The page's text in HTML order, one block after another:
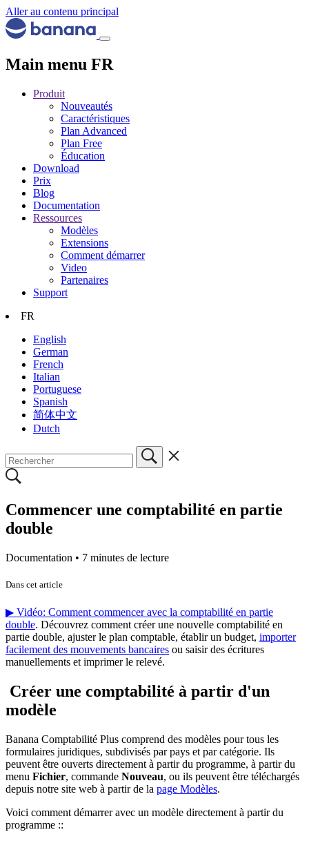
Aller au contenu principal
Main menu FR
Produit
Nouveautés
Caractéristiques
Plan Advanced
Plan Free
Éducation
Download
Prix
Blog
Documentation
Ressources
Modèles
Extensions
Comment démarrer
Video
Partenaires
Support
FR
English
German
French
Italian
Portuguese
Spanish
简体中文
Dutch
Commencer une comptabilité en partie
double
Documentation • 7 minutes de lecture
Dans cet article
▶ Vidéo: Comment commencer avec la comptabilité en partie
double. Découvrez comment créer une nouvelle comptabilité en
partie double, ajuster le plan comptable, établir un budget, importer
facilement des mouvements bancaires ou saisir des écritures
manuellements et imprimer le relevé.
Créer une comptabilité à partir d'un
modèle
Banana Comptabilité Plus comprend des modèles pour tous les
formulaires juridiques, subdivisés par pays et par catégorie. Ils
peuvent être ouverts directement à partir du programme, à partir du
menu Fichier, commande Nouveau, ou ils peuvent être téléchargés
depuis notre site web à partir de la page Modèles.
Voici comment démarrer avec un modèle directement à partir du
programme ::